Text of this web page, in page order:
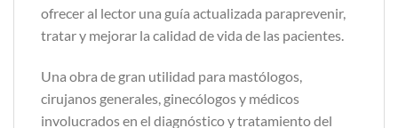
ofrecer al lector una guía actualizada paraprevenir,
tratar y mejorar la calidad de vida de las pacientes.
Una obra de gran utilidad para mastólogos,
cirujanos generales, ginecólogos y médicos
involucrados en el diagnóstico y tratamiento del